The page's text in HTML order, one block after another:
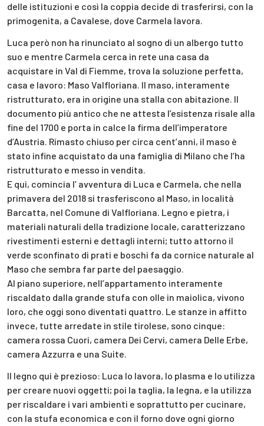
delle istituzioni e così la coppia decide di trasferirsi, con la
primogenita, a Cavalese, dove Carmela lavora.
Luca però non ha rinunciato al sogno di un albergo tutto
suo e mentre Carmela cerca in rete una casa da
acquistare in Val di Fiemme, trova la soluzione perfetta,
casa e lavoro: Maso Valfloriana. Il maso, interamente
ristrutturato, era in origine una stalla con abitazione. Il
documento più antico che ne attesta l’esistenza risale alla
fine del 1700 e porta in calce la firma dell’imperatore
d’Austria. Rimasto chiuso per circa cent’anni, il maso è
stato infine acquistato da una famiglia di Milano che l’ha
ristrutturato e messo in vendita.
E qui, comincia l’ avventura di Luca e Carmela, che nella
primavera del 2018 si trasferiscono al Maso, in località
Barcatta, nel Comune di Valfloriana. Legno e pietra, i
materiali naturali della tradizione locale, caratterizzano
rivestimenti esterni e dettagli interni; tutto attorno il
verde sconfinato di prati e boschi fa da cornice naturale al
Maso che sembra far parte del paesaggio.
Al piano superiore, nell’appartamento interamente
riscaldato dalla grande stufa con olle in maiolica, vivono
loro, che oggi sono diventati quattro. Le stanze in affitto
invece, tutte arredate in stile tirolese, sono cinque:
camera rossa Cuori, camera Dei Cervi, camera Delle Erbe,
camera Azzurra e una Suite.
Il legno qui è prezioso: Luca lo lavora, lo plasma e lo utilizza
per creare nuovi oggetti; poi la taglia, la legna, e la utilizza
per riscaldare i vari ambienti e soprattutto per cucinare,
con la stufa economica e con il forno dove ogni giorno